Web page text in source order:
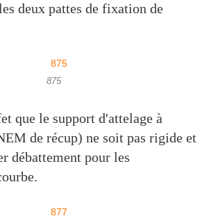
deux pattes de fixation de
875
que le support d'attelage à
de récup) ne soit pas rigide et
débattement pour les